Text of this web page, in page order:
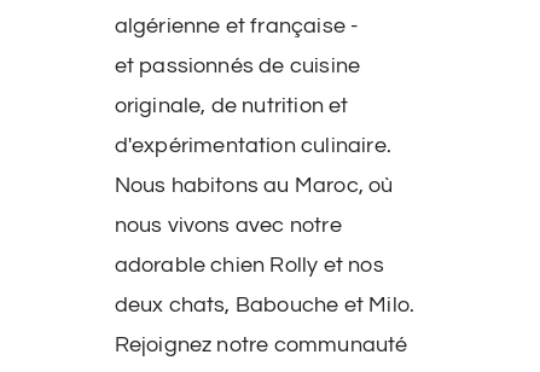
algérienne et française -
et passionnés de cuisine
originale, de nutrition et
d'expérimentation culinaire.
Nous habitons au Maroc, où
nous vivons avec notre
adorable chien Rolly et nos
deux chats, Babouche et Milo.
Rejoignez notre communauté